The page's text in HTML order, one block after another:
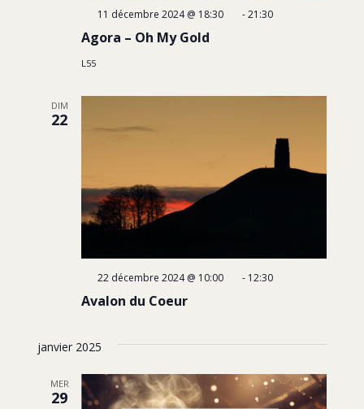
Agora – Oh My Gold
11 décembre 2024 @ 18:30 -21:30
L55
DIM
22
Avalon du Coeur
22 décembre 2024 @ 10:00 - 12:30
janvier 2025
MER
29